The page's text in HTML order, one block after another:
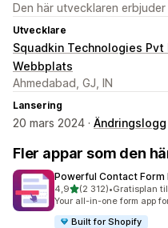
Den här utvecklaren
Utvecklare
Squadkin Technologies Pvt
Webbplats
Ahmedabad, GJ, IN
Lansering
20 mars 2024 · Ändringslogg
Fler appar som den
Powerful Contact Form
4,9av 5 stjärnor
(2 312)
2312 recensioner totalt
•Gratisplan
Your all-in-one form app
Built for Shopify